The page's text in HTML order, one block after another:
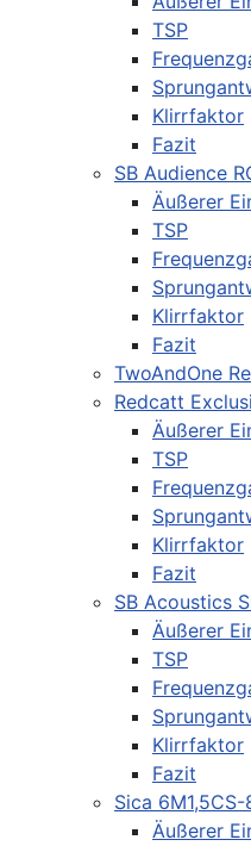
TSP
Klirrfaktor
Fazit
SB Audience
Äußerer
TSP
Klirrfaktor
Fazit
TwoAndOne
Redcatt
Äußerer
TSP
Klirrfaktor
Fazit
SB Acoustics
Äußerer
TSP
Klirrfaktor
Fazit
Sica 6M1,5CS-
Äußerer